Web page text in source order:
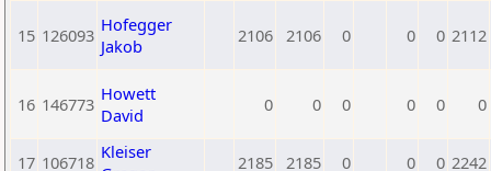
15 126093 Hofegger
Jakob
2106 2106 0 0 0 2112
16 146773 Howett
David
0 0 0 0 0 0
17 106718 Kleiser
2185 2185 0 0 0 2242